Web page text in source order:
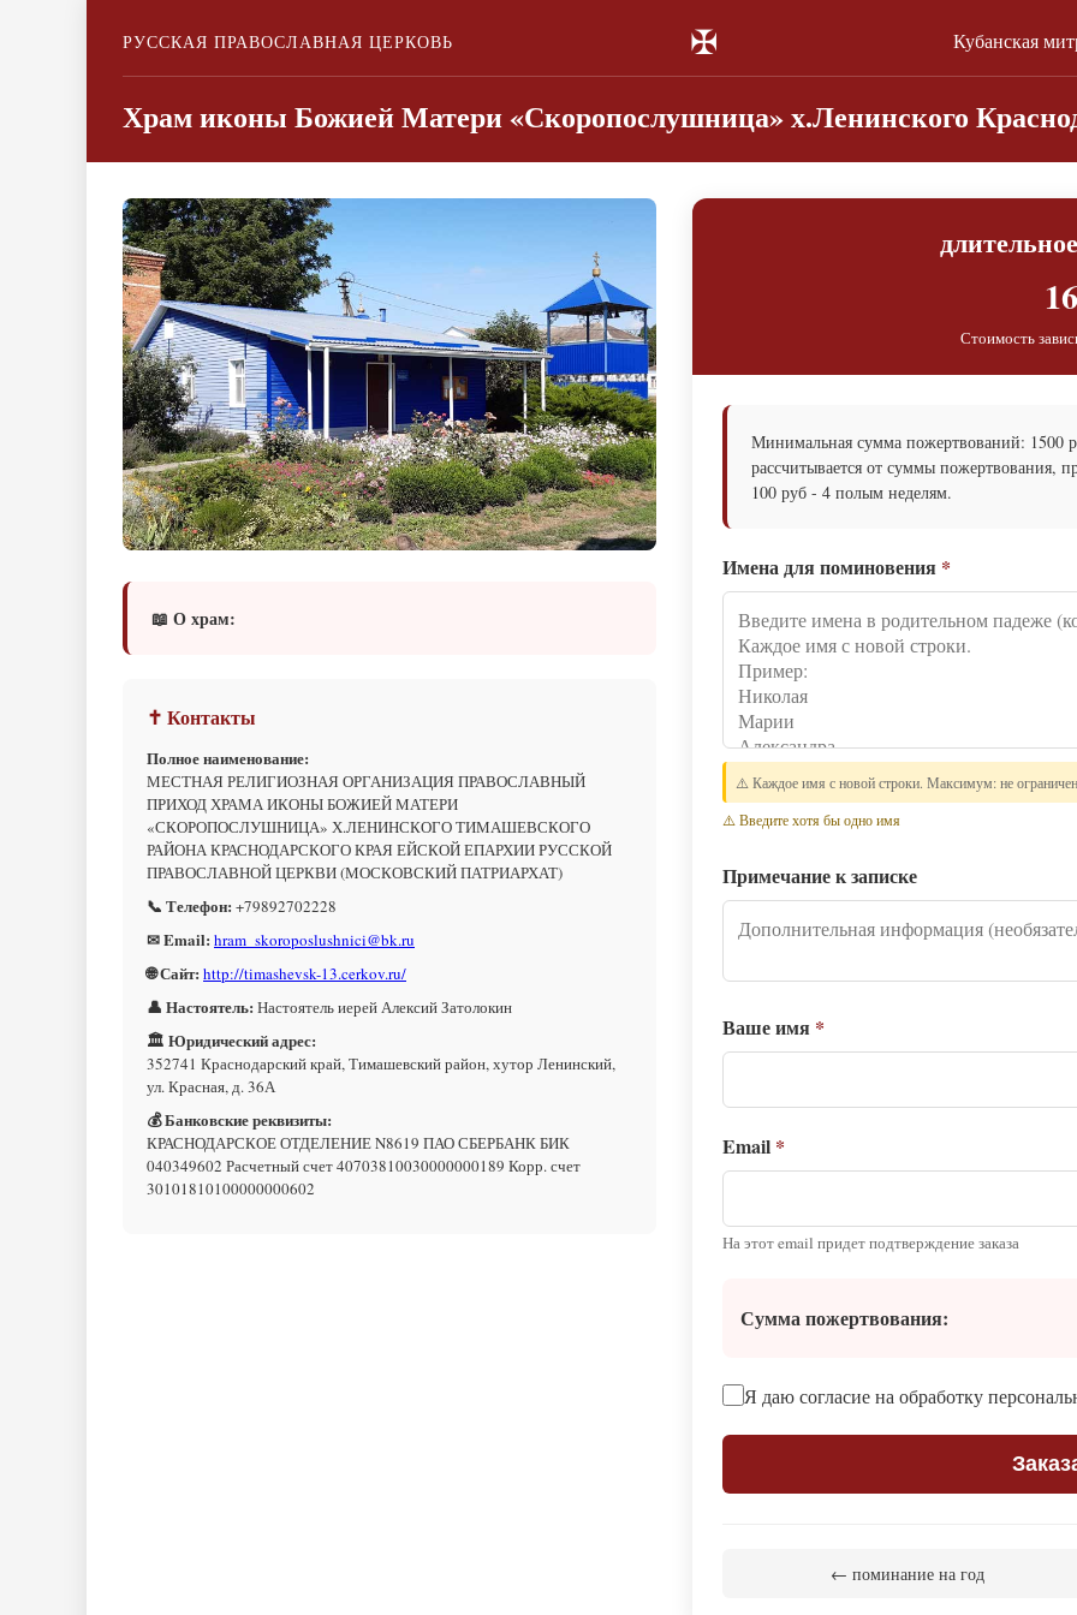
РУССКАЯ ПРАВОСЛАВНАЯ ЦЕРКОВЬ ✠ Кубанская
Храм иконы Божией Матери «Скоропослушница» х.Ленинского
📖 О храм:
✝ Контакты
Полное наименование:
МЕСТНАЯ РЕЛИГИОЗНАЯ ОРГАНИЗАЦИЯ ПРАВОСЛАВНЫЙ
ПРИХОД ХРАМА ИКОНЫ БОЖИЕЙ МАТЕРИ
«СКОРОПОСЛУШНИЦА» Х.ЛЕНИНСКОГО ТИМАШЕВСКОГО
РАЙОНА КРАСНОДАРСКОГО КРАЯ ЕЙСКОЙ ЕПАРХИИ РУССКОЙ
ПРАВОСЛАВНОЙ ЦЕРКВИ (МОСКОВСКИЙ ПАТРИАРХАТ)
📞 Телефон: +79892702228
✉ Email: hram_skoroposlushnici@bk.ru
🌐 Сайт: http://timashevsk-13.cerkov.ru/
👤 Настоятель: Настоятель иерей Алексий Затолокин
🏛 Юридический адрес:
352741 Краснодарский край, Тимашевский район, хутор Ленинский,
ул. Красная, д. 36А
💰 Банковские реквизиты:
КРАСНОДАРСКОЕ ОТДЕЛЕНИЕ N8619 ПАО СБЕРБАНК БИК
040349602 Расчетный счет 40703810030000000189 Корр. счет
30101810100000000602
Стоимость
Минимальная сумма пожертвований: 1500
рассчитывается от суммы пожертвования,
100 руб - 4 полым неделям.
Имена для поминовения *
⚠️ Каждое имя с новой строки. Максимум: не
⚠️ Введите хотя бы одно имя
Примечание к записке
Ваше имя *
Email *
На этот email придет подтверждение заказа
Сумма пожертвования:
Я даю согласие на обработку
← поминание на год